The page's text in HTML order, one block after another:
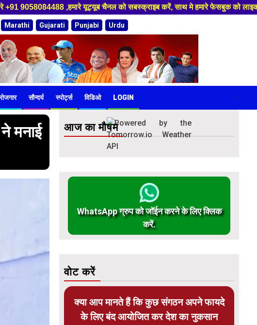
करें, साथ मे हमारे फेसबुक को लाइक जरूर करें ,
Marathi Gujarati Punjabi Urdu
रोजगार सौन्दर्य स्पोर्ट्स विडिओ LOGIN -
मनाई
आज का मौषम
WhatsApp ग्रुप को जॉईन करने के लिए क्लिक
करें.
वोट करें
क्या आप मानते हैं कि कुछ संगठन अपने फायदे
के लिए बंद आयोजित कर देश का नुकसान